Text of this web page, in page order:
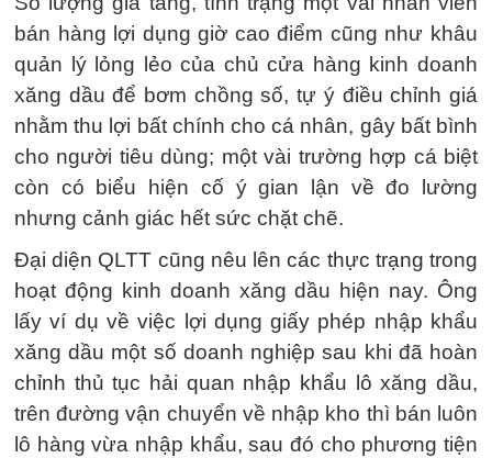
bán hàng lợi dụng giờ cao điểm cũng như khâu
quản lý lỏng lẻo của chủ cửa hàng kinh doanh
xăng dầu để bơm chồng số, tự ý điều chỉnh giá
nhằm thu lợi bất chính cho cá nhân, gây bất bình
cho người tiêu dùng; một vài trường hợp cá biệt
còn có biểu hiện cố ý gian lận về đo lường
nhưng cảnh giác hết sức chặt chẽ.
Đại diện QLTT cũng nêu lên các thực trạng trong
hoạt động kinh doanh xăng dầu hiện nay. Ông
lấy ví dụ về việc lợi dụng giấy phép nhập khẩu
xăng dầu một số doanh nghiệp sau khi đã hoàn
chỉnh thủ tục hải quan nhập khẩu lô xăng dầu,
trên đường vận chuyển về nhập kho thì bán luôn
lô hàng vừa nhập khẩu, sau đó cho phương tiện